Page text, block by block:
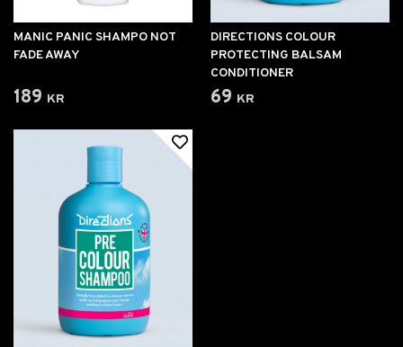
MANIC PANIC SHAMPO NOT
FADE AWAY
189 kr
DIRECTIONS COLOUR
PROTECTING BALSAM
CONDITIONER
69 kr